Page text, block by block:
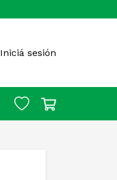
Iniciá sesión